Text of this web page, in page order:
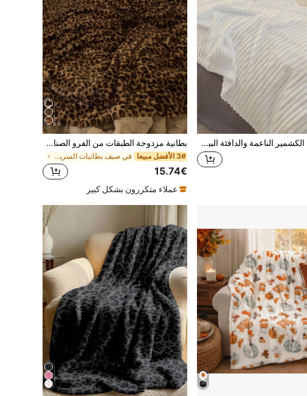
بطانية من الكشمير الناعمة والدافئة البيضاء المخططة قطعة واحدة، مناسبة لغرفة النوم وغرفة الضيوف بطانية مزدوجة الطبقات من الفرو الصناعي بنمط نمر، ناعمة وملساء ملمس الفرو الصناعي، بطانية مخملية قابلة للعكس لتحسين نمط حياتك في المنزل والغرفة المعيشية والنوم والأريكة، متعددة الاستخدامات لجميع المواسم
3# الأفضل مبيعا في صيف بطانيات السرير وبطانيات المناشف
15.74€
عملاء متكررون بشكل كبير